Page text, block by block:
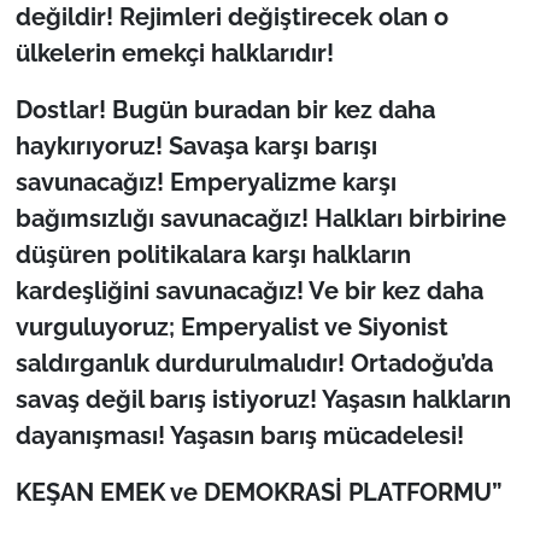
değildir! Rejimleri değiştirecek olan o
ülkelerin emekçi halklarıdır!
Dostlar! Bugün buradan bir kez daha
haykırıyoruz! Savaşa karşı barışı
savunacağız! Emperyalizme karşı
bağımsızlığı savunacağız! Halkları birbirine
düşüren politikalara karşı halkların
kardeşliğini savunacağız! Ve bir kez daha
vurguluyoruz; Emperyalist ve Siyonist
saldırganlık durdurulmalıdır! Ortadoğu’da
savaş değil barış istiyoruz! Yaşasın halkların
dayanışması! Yaşasın barış mücadelesi!
KEŞAN EMEK ve DEMOKRASİ PLATFORMU”